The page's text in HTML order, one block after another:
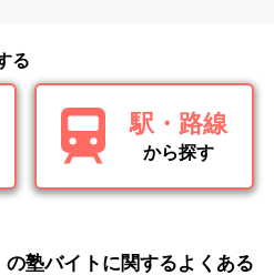
る
駅・路線
から探す
塾バイトに関するよくある